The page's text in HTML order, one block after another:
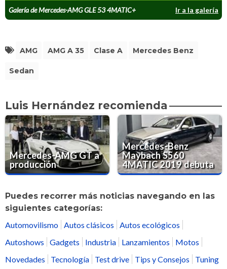
Galería de Mercedes-AMG GLE 53 4MATIC+ Ir a la galería
AMG AMG A 35 Clase A Mercedes Benz
Sedan
Luis Hernández recomienda
Mercedes-AMG GT a
producción
Mercedes-Benz
Maybach S560
4MATIC 2019 debuta
Puedes recorrer más noticias navegando en las
siguientes categorías:
Automovilismo Autos clásicos
Autos ecológicos
Autoshows
Gadgets Industria Lanzamientos
Motos
Novedades
Tecnología Test drive Tips y Consejos Tuning